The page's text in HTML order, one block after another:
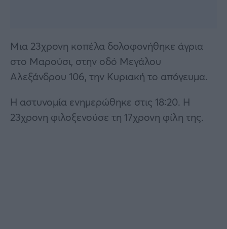
Μια 23χρονη κοπέλα δολοφονήθηκε άγρια
στο Μαρούσι, στην οδό Μεγάλου
Αλεξάνδρου 106, την Κυριακή το απόγευμα.
Η αστυνομία ενημερώθηκε στις 18:20. Η
23χρονη φιλοξενούσε τη 17χρονη φίλη της.